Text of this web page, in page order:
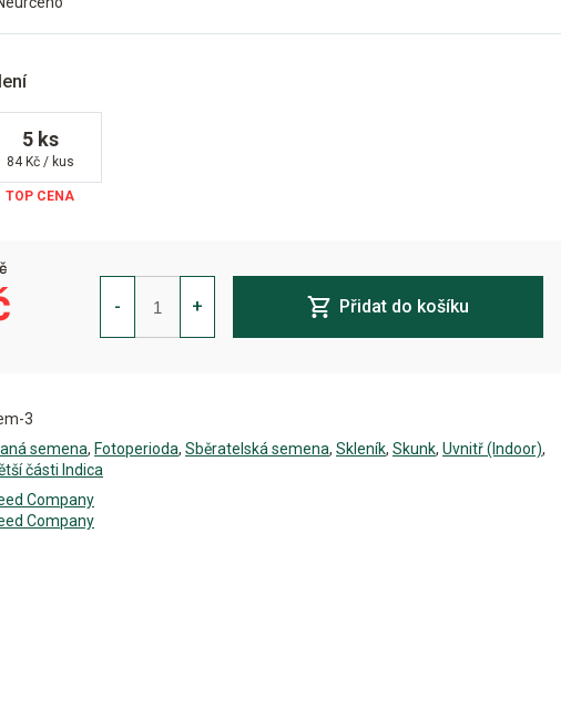
5 ks
84 Kč / kus
-
White
Skunk
Feminizovaná
množství
+ Přidat do košíku
3
semena, Fotoperioda, Sběratelská semena, Skleník, Skunk, Uvnitř (Indoor),
části Indica
Company
Company